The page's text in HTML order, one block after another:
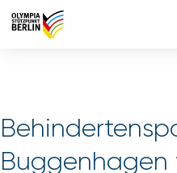
Buggenhagen